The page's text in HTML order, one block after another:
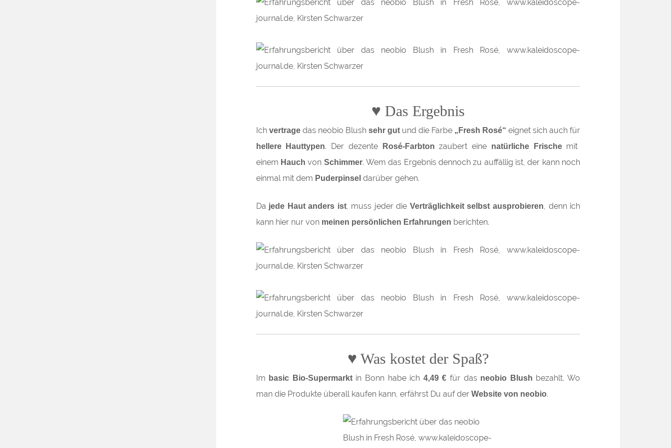
♥ Das Ergebnis
Ich vertragedas neobio Blush sehr gutund die Farbe „Fresh Rosé“ eignet sich auch für
hellere Hauttypen. Der dezente Rosé-Farbton zaubert eine natürliche Frische mit
einem Hauch von Schimmer. Wem das Ergebnis dennoch zu auffällig ist, der kann noch
einmal mit dem Puderpinsel darüber gehen.
Da jede Haut anders ist, muss jeder die Verträglichkeit selbst ausprobieren, denn ich
kann hier nur von meinen persönlichen Erfahrungen berichten.
♥ Was kostet der Spaß?
Im basic Bio-Supermarktin Bonn habe ich 4,49 €für dasneobio Blush bezahlt. Wo
man die Produkte überall kaufen kann, erfährst Du auf der Website von neobio.